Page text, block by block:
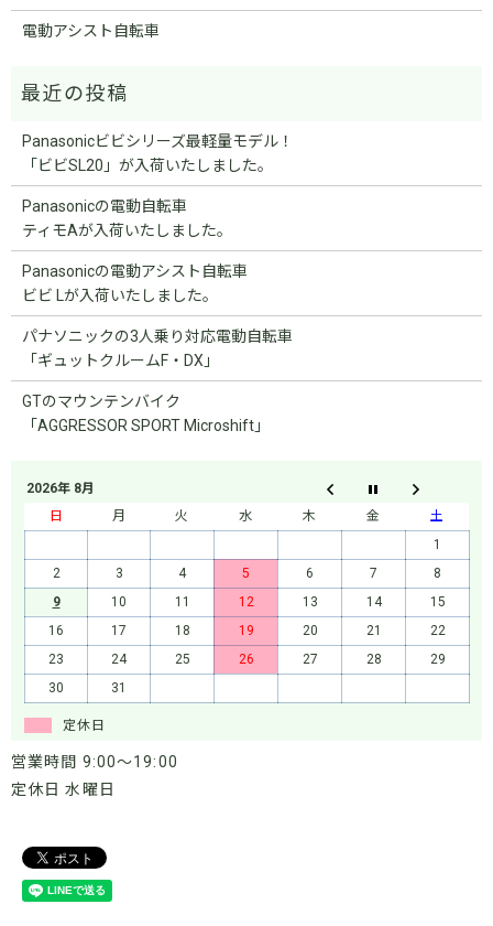
電動アシスト自転車
Panasonicビビシリーズ最軽量モデル！
「ビビSL20」が入荷いたしました。
Panasonicの電動自転車
ティモAが入荷いたしました。
Panasonicの電動アシスト自転車
ビビ Lが入荷いたしました。
パナソニックの3人乗り対応電動自転車
「ギュットクルームF・DX」
GTのマウンテンバイク
「AGGRESSOR SPORT Microshift」
2026年 8月
日
月 火 水 木 金
土
1
2
3 4 5 6 7
8
9
10 11 12 13 14
15
16
17 18 19 20 21
22
23
24 25 26 27 28
29
30
31
定休日
営業時間 9:00～19:00
定休日 水曜日